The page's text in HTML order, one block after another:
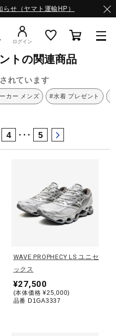
せ（ヤマト運輸HP）
ア
ログイン
プレゼント
トの関連商品
れています
カー メンズ #水着 プレゼント
4 ･･･ 5
WAVE PROPHECY LS ユニセ
ックス
¥27,500
(本体価格 ¥25,000)
品番 D1GA3337